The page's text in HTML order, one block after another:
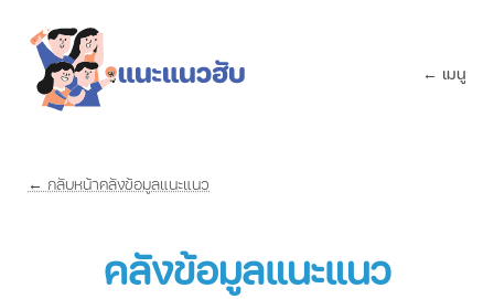
← เมนู
← กลับหน้าคลังข้อมูลแนะแนว
คลังข้อมูลแนะแนว